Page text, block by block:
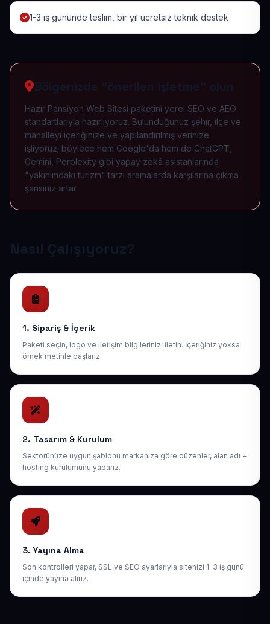
1-3 iş gününde teslim, bir yıl ücretsiz teknik destek
Bölgenizde "önerilen işletme" olun
Hazır Pansiyon Web Sitesi paketini yerel SEO ve AEO
standartlarıyla hazırlıyoruz. Bulunduğunuz şehir, ilçe ve
mahalleyi içeriğinize ve yapılandırılmış verinize
işliyoruz; böylece hem Google'da hem de ChatGPT,
Gemini, Perplexity gibi yapay zekâ asistanlarında
"yakınımdaki turizm" tarzı aramalarda karşılarına çıkma
şansınız artar.
Nasıl Çalışıyoruz?
1. Sipariş & İçerik
Paketi seçin, logo ve iletişim bilgilerinizi iletin. İçeriğiniz yoksa
örnek metinle başlarız.
2. Tasarım & Kurulum
Sektörünüze uygun şablonu markanıza göre düzenler, alan adı +
hosting kurulumunu yaparız.
3. Yayına Alma
Son kontrolleri yapar, SSL ve SEO ayarlarıyla sitenizi 1-3 iş günü
içinde yayına alırız.